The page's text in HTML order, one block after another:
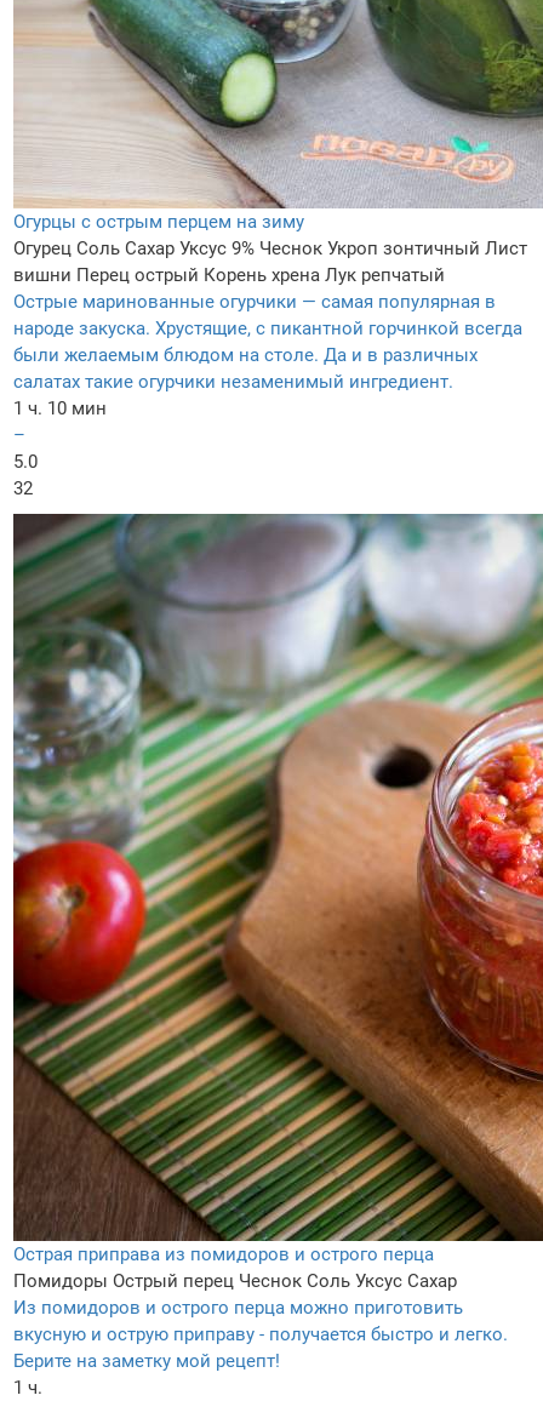
Огурцы с острым перцем на зиму
Огурец Соль Сахар Уксус 9% Чеснок Укроп зонтичный Лист
вишни Перец острый Корень хрена Лук репчатый
Острые маринованные огурчики — самая популярная в
народе закуска. Хрустящие, с пикантной горчинкой всегда
были желаемым блюдом на столе. Да и в различных
салатах такие огурчики незаменимый ингредиент.
1 ч. 10 мин
–
5.0
32
Острая приправа из помидоров и острого перца
Помидоры Острый перец Чеснок Соль Уксус Сахар
Из помидоров и острого перца можно приготовить
вкусную и острую приправу - получается быстро и легко.
Берите на заметку мой рецепт!
1 ч.